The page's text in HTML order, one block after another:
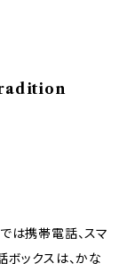
Tradition
は携帯電話、スマ
ボックスは、かな